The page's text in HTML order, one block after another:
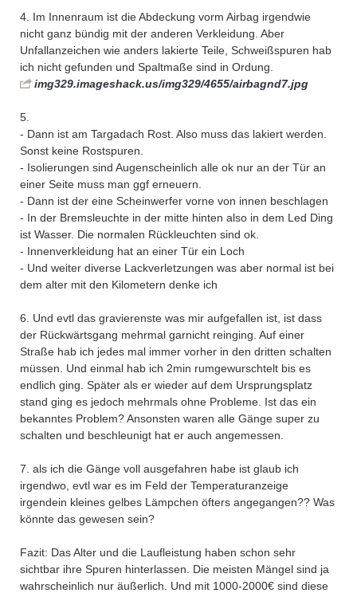
4. Im Innenraum ist die Abdeckung vorm Airbag irgendwie
nicht ganz bündig mit der anderen Verkleidung. Aber
Unfallanzeichen wie anders lakierte Teile, Schweißspuren hab
ich nicht gefunden und Spaltmaße sind in Ordung.
img329.imageshack.us/img329/4655/airbagnd7.jpg
5.
- Dann ist am Targadach Rost. Also muss das lakiert werden.
Sonst keine Rostspuren.
- Isolierungen sind Augenscheinlich alle ok nur an der Tür an
einer Seite muss man ggf erneuern.
- Dann ist der eine Scheinwerfer vorne von innen beschlagen
- In der Bremsleuchte in der mitte hinten also in dem Led Ding
ist Wasser. Die normalen Rückleuchten sind ok.
- Innenverkleidung hat an einer Tür ein Loch
- Und weiter diverse Lackverletzungen was aber normal ist bei
dem alter mit den Kilometern denke ich
6. Und evtl das gravierenste was mir aufgefallen ist, ist dass
der Rückwärtsgang mehrmal garnicht reinging. Auf einer
Straße hab ich jedes mal immer vorher in den dritten schalten
müssen. Und einmal hab ich 2min rumgewurschtelt bis es
endlich ging. Später als er wieder auf dem Ursprungsplatz
stand ging es jedoch mehrmals ohne Probleme. Ist das ein
bekanntes Problem? Ansonsten waren alle Gänge super zu
schalten und beschleunigt hat er auch angemessen.
7. als ich die Gänge voll ausgefahren habe ist glaub ich
irgendwo, evtl war es im Feld der Temperaturanzeige
irgendein kleines gelbes Lämpchen öfters angegangen?? Was
könnte das gewesen sein?
Fazit: Das Alter und die Laufleistung haben schon sehr
sichtbar ihre Spuren hinterlassen. Die meisten Mängel sind ja
wahrscheinlich nur äußerlich. Und mit 1000-2000€ sind diese